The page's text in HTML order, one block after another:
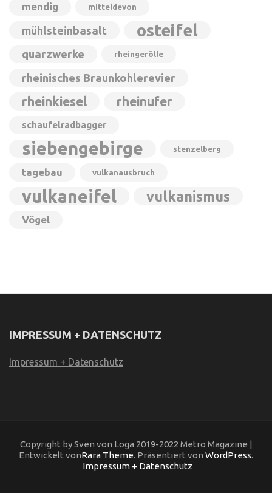
mendig mitteldevon
mühlsteinbasalt osteifel
quarzwerke rheingerölle
rheinisches Braunkohlerevier
rheinkiesel rheinufer
schaufelradbagger
siebengebirge stenzelberg
tagebau vulkanausbruch
vulkaneifel vulkanismus
Vögel
IMPRESSUM + DATENSCHUTZ
Impressum + Datenschutz
Copyright by Sven von Loga 2019-2022 Metro Magazine |
Entwickelt vonRara Theme. Präsentiert von WordPress.
Impressum + Datenschutz